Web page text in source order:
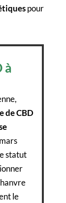
pour
à
de CBD
statut
le